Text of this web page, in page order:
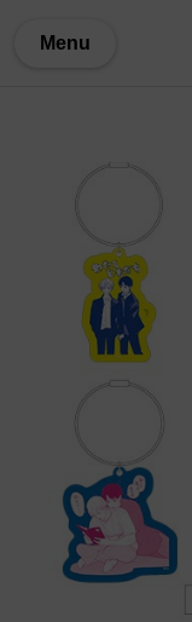
Menu